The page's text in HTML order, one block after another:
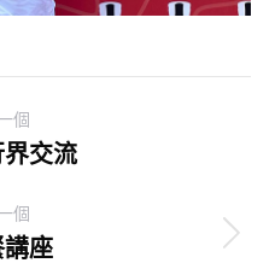
個
Previous
交流
個
Next
座